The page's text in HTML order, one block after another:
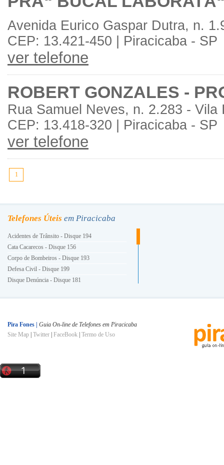
Avenida Eurico Gaspar Dutra, n.
CEP: 13.421-450 | Piracicaba - SP
ver telefone
ROBERT GONZALES -
Rua Samuel Neves, n. 2.283 - Vila
CEP: 13.418-320 | Piracicaba - SP
ver telefone
1
Telefones Úteis em Piracicaba
Acidentes de Trânsito - Disque 194
Cata Cacarecos - Disque 156
Corpo de Bombeiros - Disque 193
Defesa Civil - Disque 199
Disque Denúncia - Disque 181
INSS - Disque 0800 780191
Ligue Luz - Disque 0800 101010
Prefeitura e Você - Disque 156
Procon - Disque 151
Pira Fones | Guia On-line de Telefones em Piracicaba
Site Map Twitter FaceBook Termo de Uso